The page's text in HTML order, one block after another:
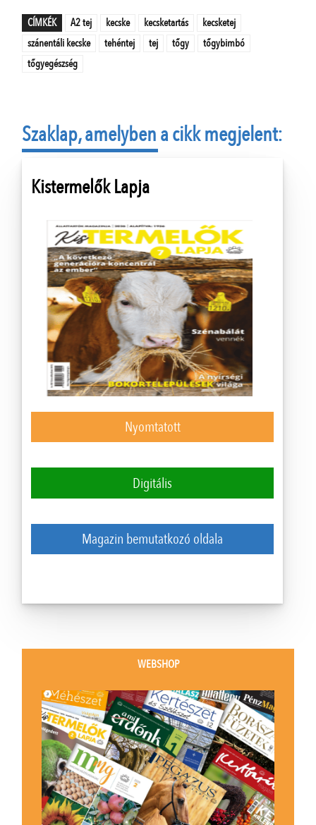
CÍMKÉK A2 tej kecske kecsketartás
kecsketej
szánentáli kecske
tehéntej tej tőgy
tőgybimbó
tőgyegészség
Szaklap, amelyben a cikk megjelent:
Kistermelők Lapja
Nyomtatott
Digitális
Magazin bemutatkozó oldala
WEBSHOP